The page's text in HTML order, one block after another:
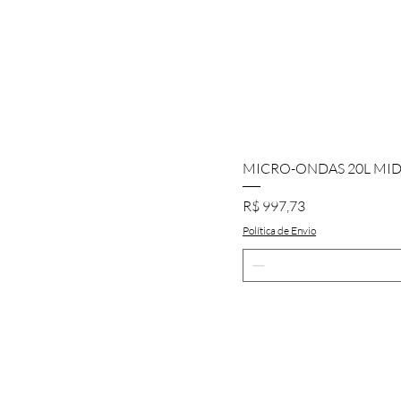
MICRO-ONDAS 20L
Preço
R$ 997,73
Política de Envio